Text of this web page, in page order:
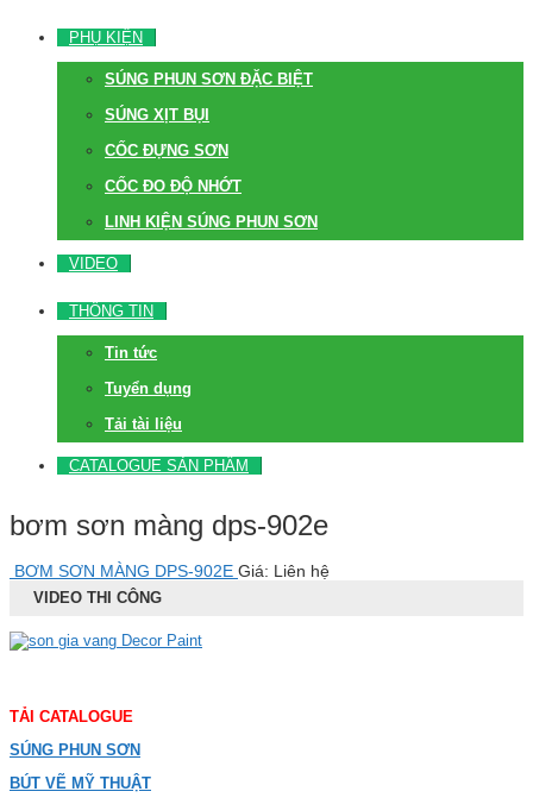
PHỤ KIỆN
SÚNG PHUN SƠN ĐẶC BIỆT
SÚNG XỊT BỤI
CỐC ĐỰNG SƠN
CỐC ĐO ĐỘ NHỚT
LINH KIỆN SÚNG PHUN SƠN
VIDEO
THÔNG TIN
Tin tức
Tuyển dụng
Tải tài liệu
CATALOGUE SẢN PHẨM
bơm sơn màng dps-902e
BƠM SƠN MÀNG DPS-902E Giá: Liên hệ
VIDEO THI CÔNG
TẢI CATALOGUE
SÚNG PHUN SƠN
BÚT VẼ MỸ THUẬT